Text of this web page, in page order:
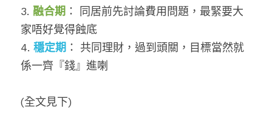
3. 融合期 ：
同居前先討論費用問題，最緊要大
家唔好覺得蝕底
4. 穩定期 ： 共同理財，過到頭關，目標當然就
係一齊『錢』進喇
(全文見下)